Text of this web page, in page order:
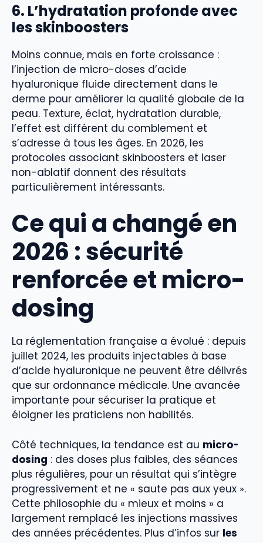
6. L’hydratation profonde avec
les skinboosters
Moins connue, mais en forte croissance :
l’injection de micro-doses d’acide
hyaluronique fluide directement dans le
derme pour améliorer la qualité globale de la
peau. Texture, éclat, hydratation durable,
l’effet est différent du comblement et
s’adresse à tous les âges. En 2026, les
protocoles associant skinboosters et laser
non-ablatif donnent des résultats
particulièrement intéressants.
Ce qui a changé en
2026 : sécurité
renforcée et micro-
dosing
La réglementation française a évolué : depuis
juillet 2024, les produits injectables à base
d’acide hyaluronique ne peuvent être délivrés
que sur ordonnance médicale. Une avancée
importante pour sécuriser la pratique et
éloigner les praticiens non habilités.
Côté techniques, la tendance est au micro-
dosing : des doses plus faibles, des séances
plus régulières, pour un résultat qui s’intègre
progressivement et ne « saute pas aux yeux ».
Cette philosophie du « mieux et moins » a
largement remplacé les injections massives
des années précédentes. Plus d’infos sur les